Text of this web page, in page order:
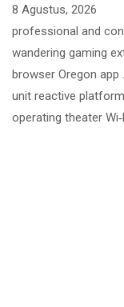
8 Agustus, 2026
professional and
wandering gaming
browser Oregon
unit reactive
operating theater